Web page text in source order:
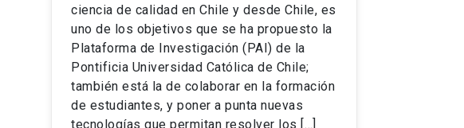
ciencia de calidad en Chile y desde Chile, es
uno de los objetivos que se ha propuesto la
Plataforma de Investigación (PAI) de la
Pontificia Universidad Católica de Chile;
también está la de colaborar en la formación
de estudiantes, y poner a punta nuevas
tecnologías que permitan resolver los […]